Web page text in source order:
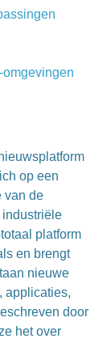
op een
van de
platform
en brengt
nieuwe
applicaties,
door
het over